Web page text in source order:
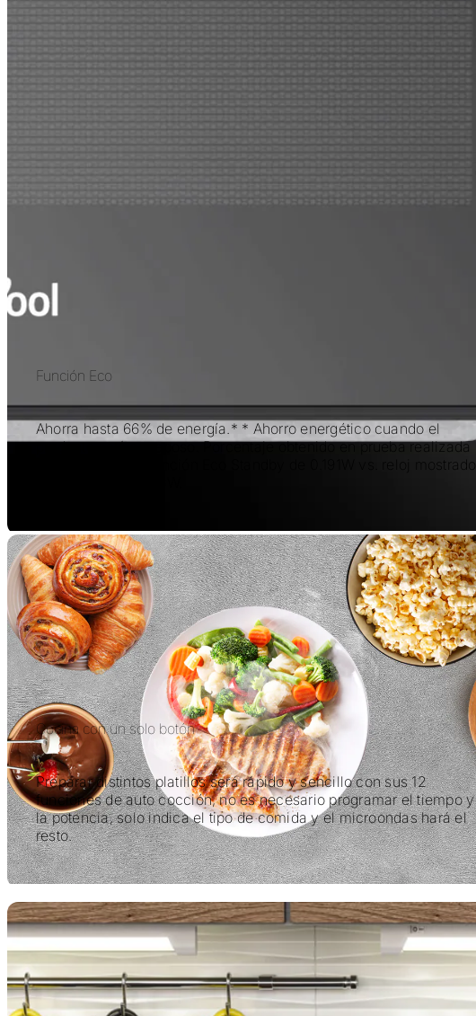
Función Eco
Ahorra hasta 66% de energía.* * Ahorro energético cuando el
producto está en reposo. Porcentaje obtenido en prueba realizada
por Whirlpool en función Eco Standby de 0.191W vs. reloj mostrado
Cocina con un solo botón
Preparar distintos platillos será rápido y sencillo con sus 12
funciones de auto cocción, no es necesario programar el tiempo y
la potencia, solo indica el tipo de comida y el microondas hará el
resto.